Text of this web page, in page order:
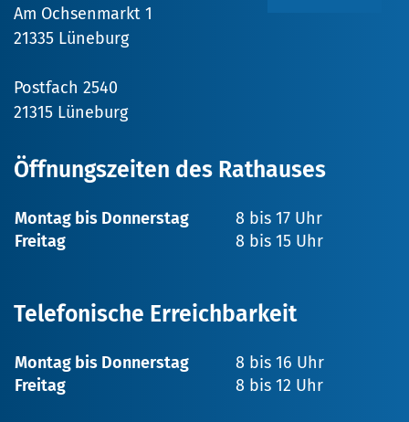
Am Ochsenmarkt 1
21335 Lüneburg
Postfach 2540
21315 Lüneburg
Öffnungszeiten des Rathauses
Montag bis Donnerstag
8 bis 17 Uhr
Freitag
8 bis 15 Uhr
Telefonische Erreichbarkeit
Montag bis Donnerstag
8 bis 16 Uhr
Freitag
8 bis 12 Uhr